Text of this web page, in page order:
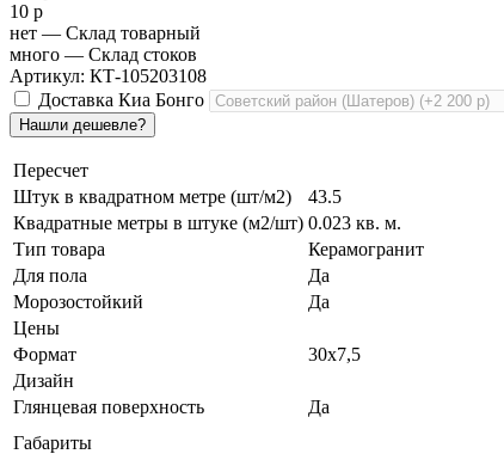
10 р
нет — Склад товарный
много — Склад стоков
Артикул: КТ-105203108
Доставка Киа Бонго
Пересчет
Штук в квадратном метре (шт/м2)
43.5
Квадратные метры в штуке (м2/шт) 0.023 кв. м.
Тип товара
Керамогранит
Для пола
Да
Морозостойкий
Да
Цены
Формат
30х7,5
Дизайн
Глянцевая поверхность
Да
Габариты